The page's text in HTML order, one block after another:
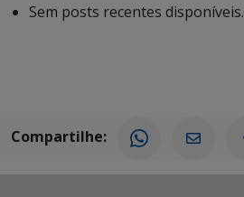
Sem posts recentes disponíveis.
Compartilhe: